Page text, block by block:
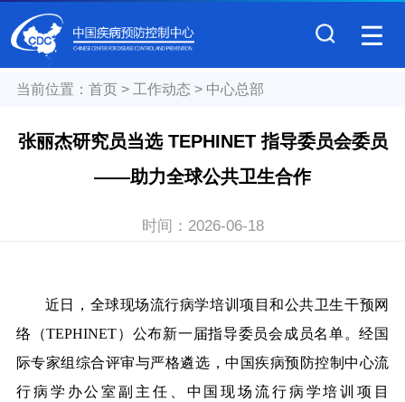
当前位置： 首页> 工作动态 > 中心总部
张丽杰研究员当选 TEPHINET 指导委员会委员
——助力全球公共卫生合作
时间： 2026-06-18
近日，全球现场流行病学培训项目和公共卫生干预网
络（TEPHINET）公布新一届指导委员会成员名单。经国
际专家组综合评审与严格遴选，中国疾病预防控制中心流
行病学办公室副主任、中国现场流行病学培训项目